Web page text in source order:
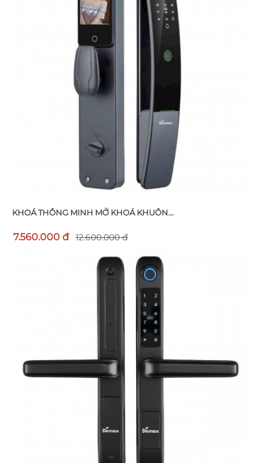
KHOÁ THÔNG MINH MỞ KHOÁ KHUÔN...
7.560.000 đ 12.600.000 đ